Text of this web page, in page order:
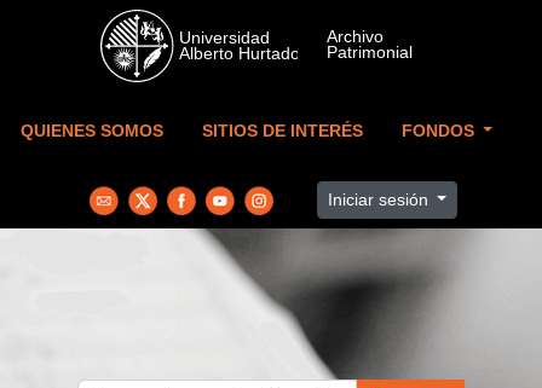
Skip to main content
QUIENES SOMOS SITIOS DE INTERÉS FONDOS
Iniciar sesión